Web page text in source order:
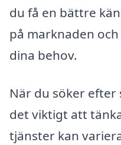
du få en bättre
på marknaden
dina behov.
När du söker efter
det viktigt att
tjänster kan